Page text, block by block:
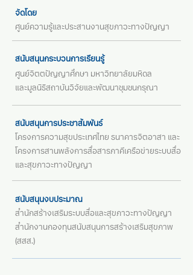
จัดโดย
ศูนย์ความรู้และประสานงานสุขภาวะทางปัญญา
สนับสนุนกระบวนการเรียนรู้
ศูนย์จิตตปัญญาศึกษา มหาวิทยาลัยมหิดล
และมูลนิธิสถาบันวิจัยและพัฒนาชุมชนกรุณา
สนับสนุนการประชาสัมพันธ์
โครงการความสุขประเทศไทย ธนาคารจิตอาสา และ
โครงการสานพลังการสื่อสารภาคีเครือข่ายระบบสื่อ
และสุขภาวะทางปัญญา
สนับสนุนงบประมาณ
สำนักสร้างเสริมระบบสื่อและสุขภาวะทางปัญญา
สำนักงานกองทุนสนับสนุนการสร้างเสริมสุขภาพ
(สสส.)